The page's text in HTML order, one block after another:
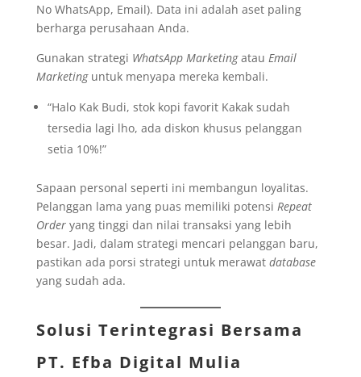
No WhatsApp, Email). Data ini adalah aset paling
berharga perusahaan Anda.
Gunakan strategi WhatsApp Marketingatau Email
Marketinguntuk menyapa mereka kembali.
“Halo Kak Budi, stok kopi favorit Kakak sudah
tersedia lagi lho, ada diskon khusus pelanggan
setia 10%!”
Sapaan personal seperti ini membangun loyalitas.
Pelanggan lama yang puas memiliki potensi Repeat
Orderyang tinggi dan nilai transaksi yang lebih
besar. Jadi, dalam strategi mencari pelanggan baru,
pastikan ada porsi strategi untuk merawat database
yang sudah ada.
Solusi Terintegrasi Bersama
PT. Efba Digital Mulia